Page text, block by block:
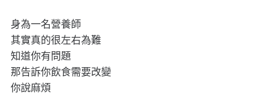
身為一名營養師
其實真的很左右為難
知道你有問題
那告訴你飲食需要改變
你說麻煩